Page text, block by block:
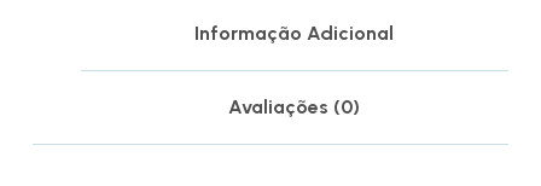
Informação Adicional
Avaliações (0)